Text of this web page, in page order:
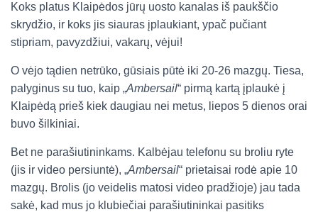
Koks platus Klaipėdos jūrų uosto kanalas iš paukščio
skrydžio, ir koks jis siauras įplaukiant, ypač pučiant
stipriam, pavyzdžiui, vakarų, vėjui!
O vėjo tądien netrūko, gūsiais pūtė iki 20-26 mazgų. Tiesa,
palyginus su tuo, kaip „Ambersail“ pirmą kartą įplaukė į
Klaipėdą prieš kiek daugiau nei metus, liepos 5 dienos orai
buvo šilkiniai.
Bet ne parašiutininkams. Kalbėjau telefonu su broliu ryte
(jis ir video persiuntė), „Ambersail“ prietaisai rodė apie 10
mazgų. Brolis (jo veidelis matosi video pradžioje) jau tada
sakė, kad mus jo klubiečiai parašiutininkai pasitiks